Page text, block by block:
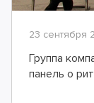
23 сентября
Группа
панель о